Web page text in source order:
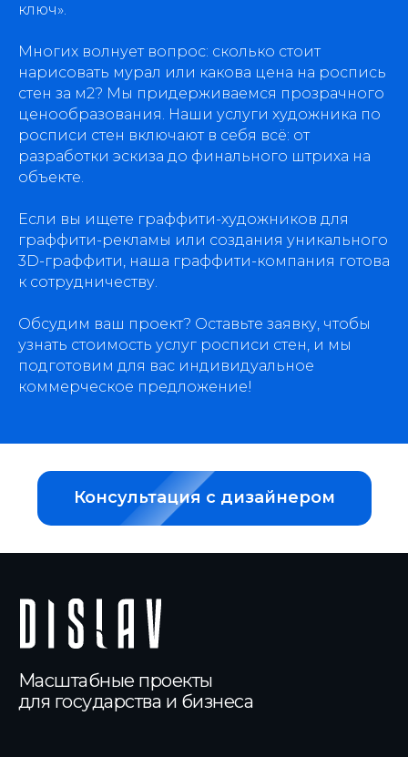
ключ».
Многих волнует вопрос: сколько стоит
нарисовать мурал или какова цена на роспись
стен за м2? Мы придерживаемся прозрачного
ценообразования. Наши услуги художника по
росписи стен включают в себя всё: от
разработки эскиза до финального штриха на
объекте.
Если вы ищете граффити-художников для
граффити-рекламы или создания уникального
3D-граффити, наша граффити-компания готова
к сотрудничеству.
Обсудим ваш проект? Оставьте заявку, чтобы
узнать стоимость услуг росписи стен, и мы
подготовим для вас индивидуальное
коммерческое предложение!
Консультация с дизайнером